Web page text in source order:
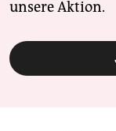
unsere Aktion.